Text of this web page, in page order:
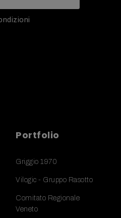
Portfolio
Griggio 1970
Vilogic - Gruppo Rasotto
Comitato Regionale
Veneto